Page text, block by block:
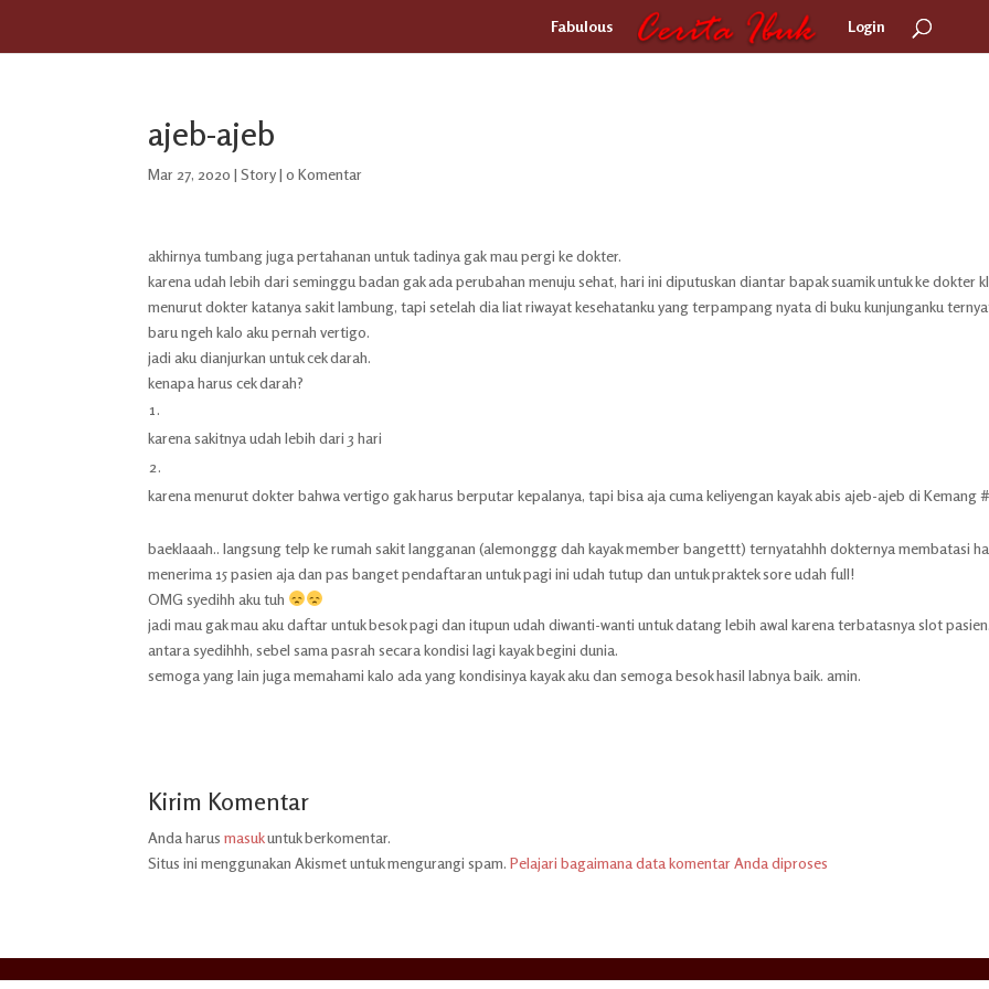
Fabulous Login
ajeb-ajeb
Mar 27, 2020 |Story|0 Komentar
akhirnya tumbang juga pertahanan untuk tadinya gak mau pergi ke dokter.
karena udah lebih dari seminggu badan gak ada perubahan menuju sehat, hari ini diputuskan diantar bapak suamik untuk ke dokter
menurut dokter katanya sakit lambung, tapi setelah dia liat riwayat kesehatanku yang terpampang nyata di buku kunjunganku
baru ngeh kalo aku pernah vertigo.
jadi aku dianjurkan untuk cek darah.
kenapa harus cek darah?
karena sakitnya udah lebih dari 3 hari
karena menurut dokter bahwa vertigo gak harus berputar kepalanya, tapi bisa aja cuma keliyengan kayak abis ajeb-ajeb di Kemang
baeklaaah.. langsung telp ke rumah sakit langganan (alemonggg dah kayak member bangettt) ternyatahhh dokternya membatasi
menerima 15 pasien aja dan pas banget pendaftaran untuk pagi ini udah tutup dan untuk praktek sore udah full!
OMG syedihh aku tuh
jadi mau gak mau aku daftar untuk besok pagi dan itupun udah diwanti-wanti untuk datang lebih awal karena terbatasnya slot pasien.
antara syedihhh, sebel sama pasrah secara kondisi lagi kayak begini dunia.
semoga yang lain juga memahami kalo ada yang kondisinya kayak aku dan semoga besok hasil labnya baik. amin.
Kirim Komentar
Anda harusmasukuntuk berkomentar.
Situs ini menggunakan Akismet untuk mengurangi spam.Pelajari bagaimana data komentar Anda diproses